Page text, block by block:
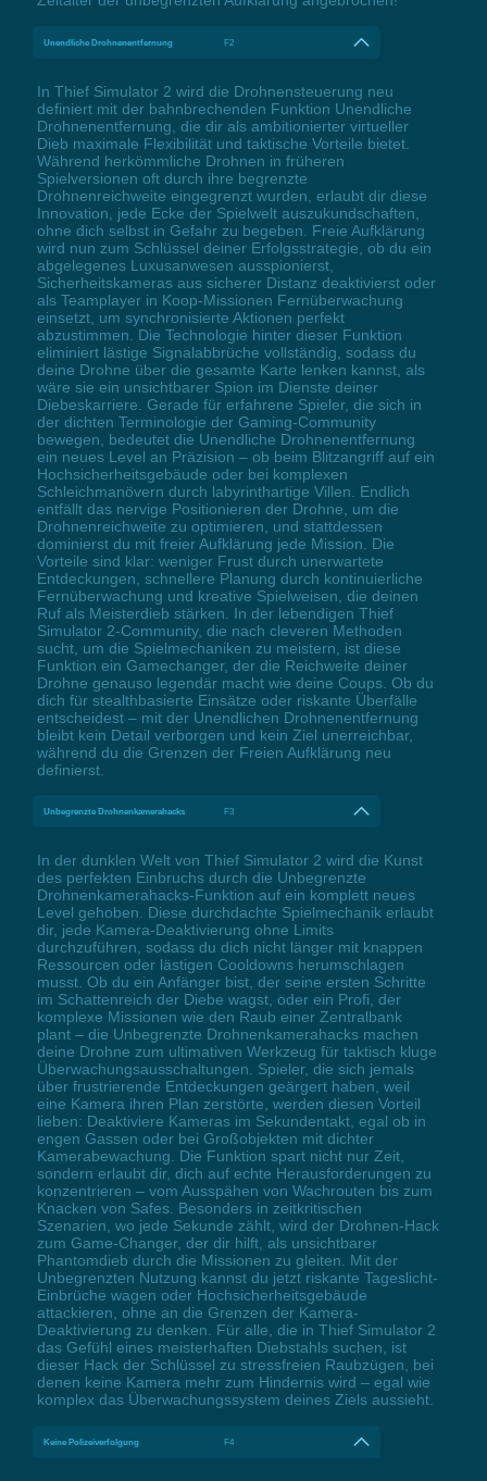
Unendliche Drohnenentfernung F2
In Thief Simulator 2 wird die Drohnensteuerung neu
definiert mit der bahnbrechenden Funktion Unendliche
Drohnenentfernung, die dir als ambitionierter virtueller
Dieb maximale Flexibilität und taktische Vorteile bietet.
Während herkömmliche Drohnen in früheren
Spielversionen oft durch ihre begrenzte
Drohnenreichweite eingegrenzt wurden, erlaubt dir diese
Innovation, jede Ecke der Spielwelt auszukundschaften,
ohne dich selbst in Gefahr zu begeben. Freie Aufklärung
wird nun zum Schlüssel deiner Erfolgsstrategie, ob du ein
abgelegenes Luxusanwesen ausspionierst,
Sicherheitskameras aus sicherer Distanz deaktivierst oder
als Teamplayer in Koop-Missionen Fernüberwachung
einsetzt, um synchronisierte Aktionen perfekt
abzustimmen. Die Technologie hinter dieser Funktion
eliminiert lästige Signalabbrüche vollständig, sodass du
deine Drohne über die gesamte Karte lenken kannst, als
wäre sie ein unsichtbarer Spion im Dienste deiner
Diebeskarriere. Gerade für erfahrene Spieler, die sich in
der dichten Terminologie der Gaming-Community
bewegen, bedeutet die Unendliche Drohnenentfernung
ein neues Level an Präzision – ob beim Blitzangriff auf ein
Hochsicherheitsgebäude oder bei komplexen
Schleichmanövern durch labyrinthartige Villen. Endlich
entfällt das nervige Positionieren der Drohne, um die
Drohnenreichweite zu optimieren, und stattdessen
dominierst du mit freier Aufklärung jede Mission. Die
Vorteile sind klar: weniger Frust durch unerwartete
Entdeckungen, schnellere Planung durch kontinuierliche
Fernüberwachung und kreative Spielweisen, die deinen
Ruf als Meisterdieb stärken. In der lebendigen Thief
Simulator 2-Community, die nach cleveren Methoden
sucht, um die Spielmechaniken zu meistern, ist diese
Funktion ein Gamechanger, der die Reichweite deiner
Drohne genauso legendär macht wie deine Coups. Ob du
dich für stealthbasierte Einsätze oder riskante Überfälle
entscheidest – mit der Unendlichen Drohnenentfernung
bleibt kein Detail verborgen und kein Ziel unerreichbar,
während du die Grenzen der Freien Aufklärung neu
definierst.
Unbegrenzte Drohnenkamerahacks F3
In der dunklen Welt von Thief Simulator 2 wird die Kunst
des perfekten Einbruchs durch die Unbegrenzte
Drohnenkamerahacks-Funktion auf ein komplett neues
Level gehoben. Diese durchdachte Spielmechanik erlaubt
dir, jede Kamera-Deaktivierung ohne Limits
durchzuführen, sodass du dich nicht länger mit knappen
Ressourcen oder lästigen Cooldowns herumschlagen
musst. Ob du ein Anfänger bist, der seine ersten Schritte
im Schattenreich der Diebe wagst, oder ein Profi, der
komplexe Missionen wie den Raub einer Zentralbank
plant – die Unbegrenzte Drohnenkamerahacks machen
deine Drohne zum ultimativen Werkzeug für taktisch kluge
Überwachungsausschaltungen. Spieler, die sich jemals
über frustrierende Entdeckungen geärgert haben, weil
eine Kamera ihren Plan zerstörte, werden diesen Vorteil
lieben: Deaktiviere Kameras im Sekundentakt, egal ob in
engen Gassen oder bei Großobjekten mit dichter
Kamerabewachung. Die Funktion spart nicht nur Zeit,
sondern erlaubt dir, dich auf echte Herausforderungen zu
konzentrieren – vom Ausspähen von Wachrouten bis zum
Knacken von Safes. Besonders in zeitkritischen
Szenarien, wo jede Sekunde zählt, wird der Drohnen-Hack
zum Game-Changer, der dir hilft, als unsichtbarer
Phantomdieb durch die Missionen zu gleiten. Mit der
Unbegrenzten Nutzung kannst du jetzt riskante Tageslicht-
Einbrüche wagen oder Hochsicherheitsgebäude
attackieren, ohne an die Grenzen der Kamera-
Deaktivierung zu denken. Für alle, die in Thief Simulator 2
das Gefühl eines meisterhaften Diebstahls suchen, ist
dieser Hack der Schlüssel zu stressfreien Raubzügen, bei
denen keine Kamera mehr zum Hindernis wird – egal wie
komplex das Überwachungssystem deines Ziels aussieht.
Keine Polizeiverfolgung F4